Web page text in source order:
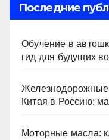
Последние
Обучение в
гид для будущих
Железнодорожные
Китая в Россию:
Моторные масла: